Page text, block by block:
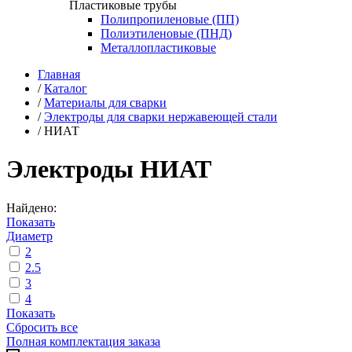
Пластиковые трубы
Полипропиленовые (ПП)
Полиэтиленовые (ПНД)
Металлопластиковые
Главная
/ Каталог
/ Материалы для сварки
/ Электроды для сварки нержавеющей стали
/ НИАТ
Электроды НИАТ
Найдено:
Показать
Диаметр
2
2.5
3
4
Показать
Сбросить все
Полная комплектация заказа